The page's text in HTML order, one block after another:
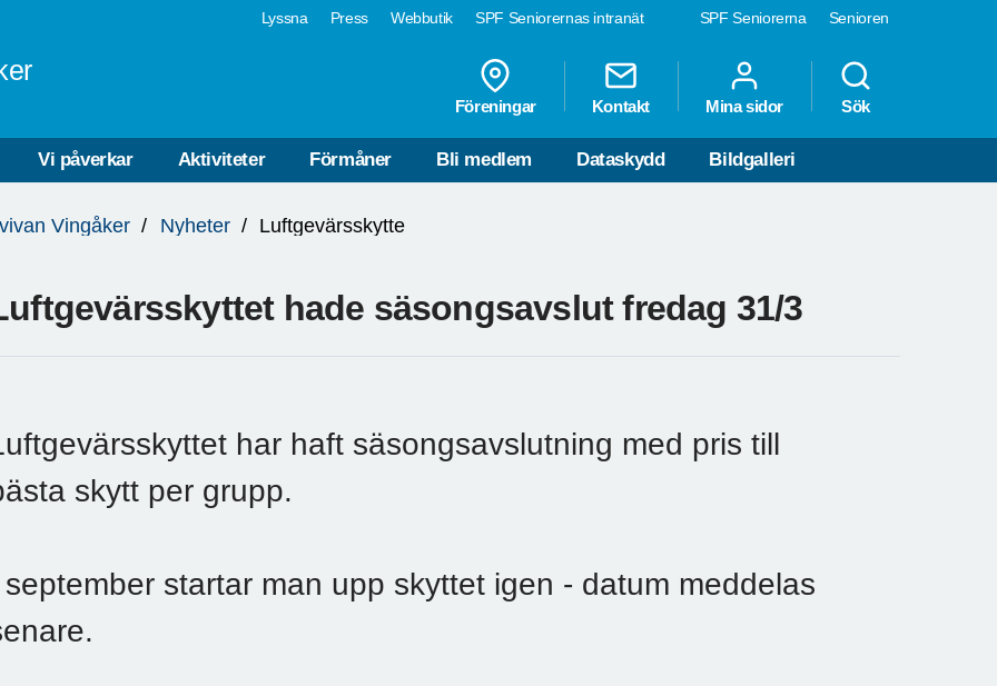
SPF Seniorerna Senioren
Lyssna Press Webbutik SPF Seniorernas intranät
Föreningar Kontakt Mina sidor Sök
Vi påverkar Aktiviteter Förmåner Bli medlem Dataskydd Bildgalleri
Vingåker Nyheter Luftgevärsskytte
hade säsongsavslut fredag 31/3
har haft säsongsavslutning med pris till
skytt per grupp.
startar man upp skyttet igen - datum meddelas